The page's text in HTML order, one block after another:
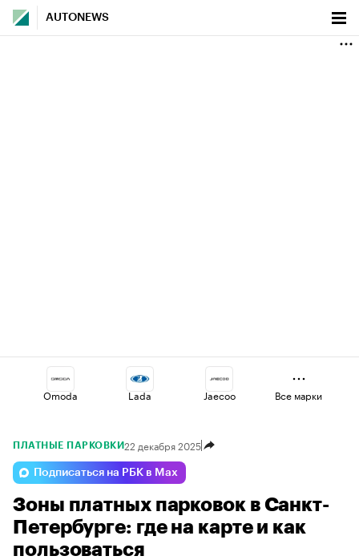
AUTONEWS
Omoda Lada Jaecoo
Geely Voyah Changan
Esteo Haval Volga
Все марки
ПЛАТНЫЕ ПАРКОВКИ22 декабря 2025
Подписаться на РБК в Max
Зоны платных парковок в Санкт-
Петербурге: где на карте и как
пользоваться